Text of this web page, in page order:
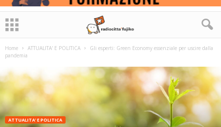
Home ATTUALITA' E POLITICA
Gli esperti: Green Economy essenziale per uscire dalla
pandemia
ATTUALITA' E POLITICA